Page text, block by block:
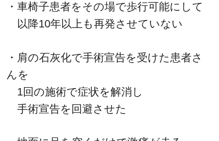
・車椅子患者をその場で歩行可能にして
以降10年以上も再発させていない
・肩の石灰化で手術宣告を受けた患者さ
んを
1回の施術で症状を解消し
手術宣告を回避させた